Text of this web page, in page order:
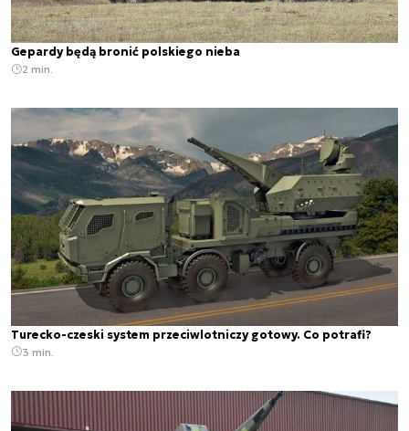
Gepardy będą bronić polskiego nieba
2 min.
Turecko-czeski system przeciwlotniczy gotowy. Co potrafi?
3 min.